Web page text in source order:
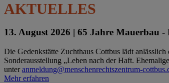
AKTUELLES
13. August 2026 | 65 Jahre Mauerbau
Die Gedenkstätte Zuchthaus Cottbus lädt
Sonderausstellung „Leben nach der Haft.
unteranmeldung@menschenrechtszentrum-
Mehr erfahren